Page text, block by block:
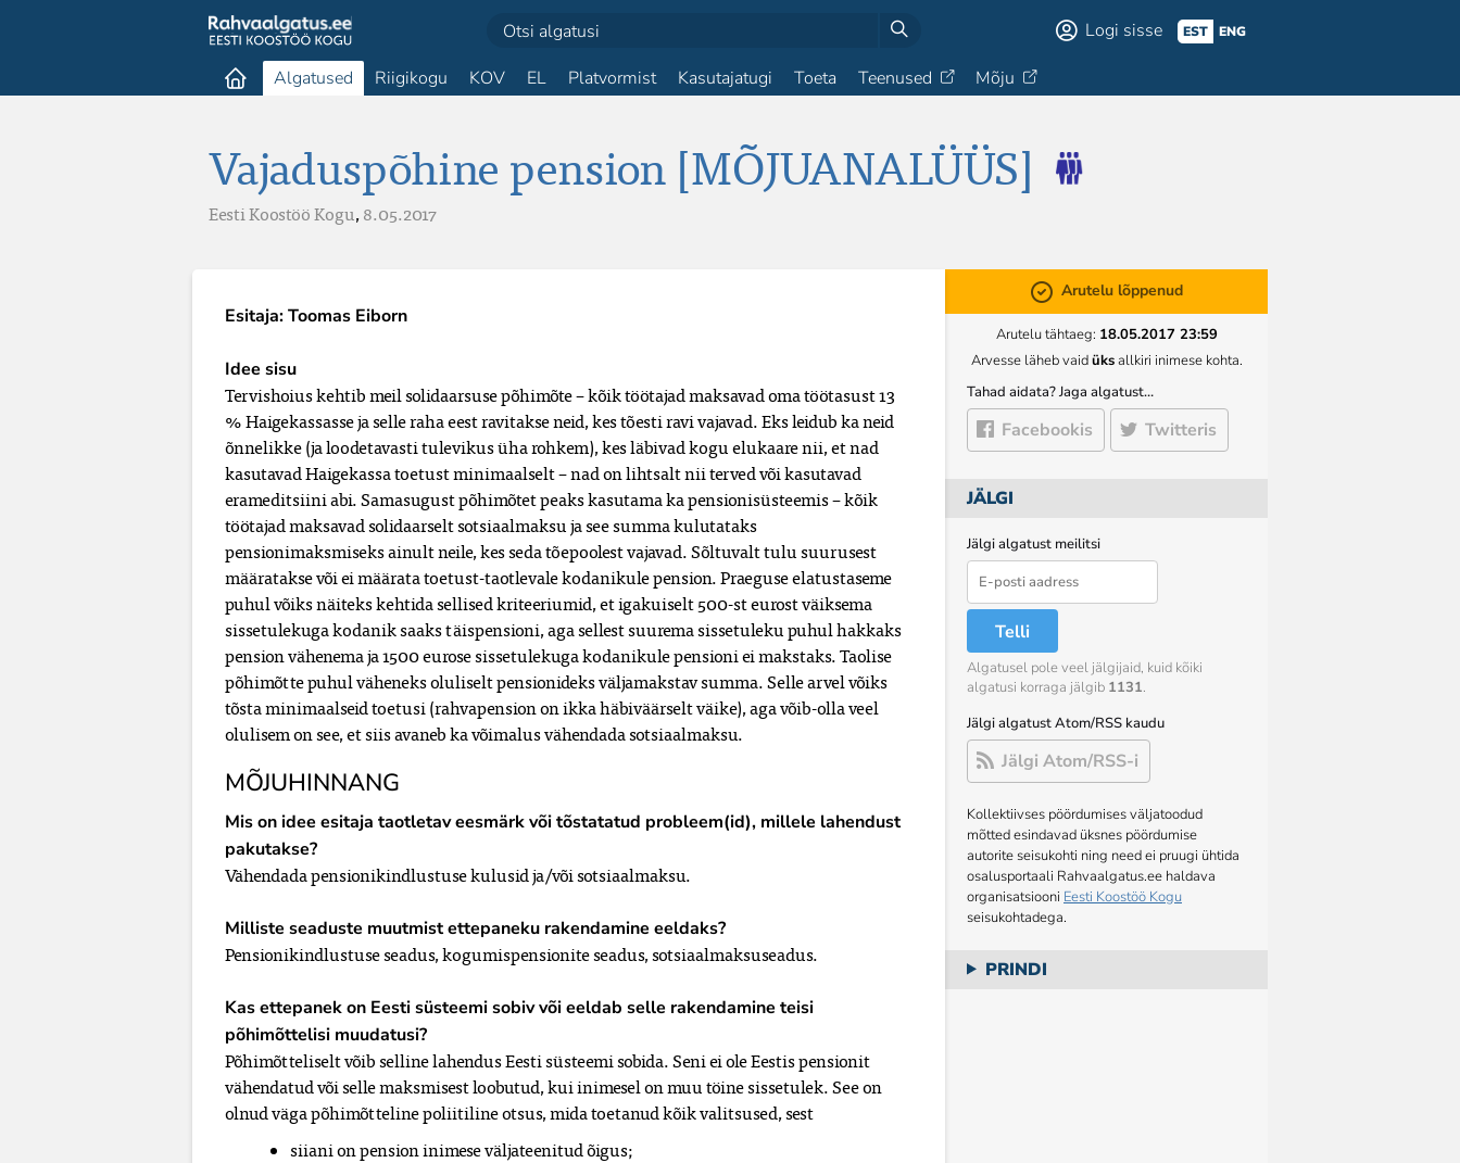
Logi sisse EST ENG
Algatused Riigikogu KOV EL Platvormist Kasutajatugi Toeta Teenused Mõju
Vajaduspõhine pension [MÕJUANALÜÜS]
Eesti Koostöö Kogu,8.05.2017
Esitaja: Toomas Eiborn
Idee sisu
Tervishoius kehtib meil solidaarsuse põhimõte – kõik töötajad maksavad oma töötasust 13
% Haigekassasse ja selle raha eest ravitakse neid, kes tõesti ravi vajavad. Eks leidub ka neid
õnnelikke (ja loodetavasti tulevikus üha rohkem), kes läbivad kogu elukaare nii, et nad
kasutavad Haigekassa toetust minimaalselt – nad on lihtsalt nii terved või kasutavad
erameditsiini abi. Samasugust põhimõtet peaks kasutama ka pensionisüsteemis – kõik
töötajad maksavad solidaarselt sotsiaalmaksu ja see summa kulutataks
pensionimaksmiseks ainult neile, kes seda tõepoolest vajavad. Sõltuvalt tulu suurusest
määratakse või ei määrata toetust-taotlevale kodanikule pension. Praeguse elatustaseme
puhul võiks näiteks kehtida sellised kriteeriumid, et igakuiselt 500-st eurost väiksema
sissetulekuga kodanik saaks täispensioni, aga sellest suurema sissetuleku puhul hakkaks
pension vähenema ja 1500 eurose sissetulekuga kodanikule pensioni ei makstaks. Taolise
põhimõtte puhul väheneks oluliselt pensionideks väljamakstav summa. Selle arvel võiks
tõsta minimaalseid toetusi (rahvapension on ikka häbiväärselt väike), aga võib-olla veel
olulisem on see, et siis avaneb ka võimalus vähendada sotsiaalmaksu.
MÕJUHINNANG
Mis on idee esitaja taotletav eesmärk või tõstatatud probleem(id), millele lahendust
pakutakse?
Vähendada pensionikindlustuse kulusid ja/või sotsiaalmaksu.
Milliste seaduste muutmist ettepaneku rakendamine eeldaks?
Pensionikindlustuse seadus, kogumispensionite seadus, sotsiaalmaksuseadus.
Kas ettepanek on Eesti süsteemi sobiv või eeldab selle rakendamine teisi
põhimõttelisi muudatusi?
Põhimõtteliselt võib selline lahendus Eesti süsteemi sobida. Seni ei ole Eestis pensionit
vähendatud või selle maksmisest loobutud, kui inimesel on muu töine sissetulek. See on
olnud väga põhimõtteline poliitiline otsus, mida toetanud kõik valitsused, sest
siiani on pension inimese väljateenitud õigus;
Arutelu lõppenud
Arutelu tähtaeg: 18.05.2017 23:59
Arvesse läheb vaidüksallkiri inimese kohta.
Tahad aidata? Jaga algatust…
Facebookis Twitteris
JÄLGI
Jälgi algatust meilitsi
Telli
Algatusel pole veel jälgijaid, kuid kõiki
algatusi korraga jälgib 1131.
Jälgi algatust Atom/RSS kaudu
Jälgi Atom/RSS-i
Kollektiivses pöördumises väljatoodud
mõtted esindavad üksnes pöördumise
autorite seisukohti ning need ei pruugi ühtida
osalusportaali Rahvaalgatus.ee haldava
organisatsiooni Eesti Koostöö Kogu
seisukohtadega.
PRINDI